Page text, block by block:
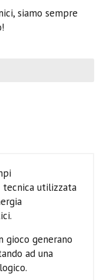
siamo sempre
utilizzata
gioco generano
ad una